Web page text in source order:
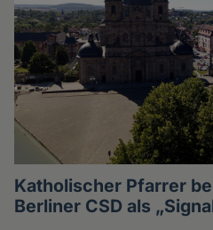
Katholischer Pfarrer
Berliner CSD als